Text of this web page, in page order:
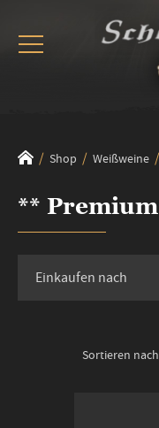
Shop Weißweine
** Premium
Sortieren nach
Einkaufen nach